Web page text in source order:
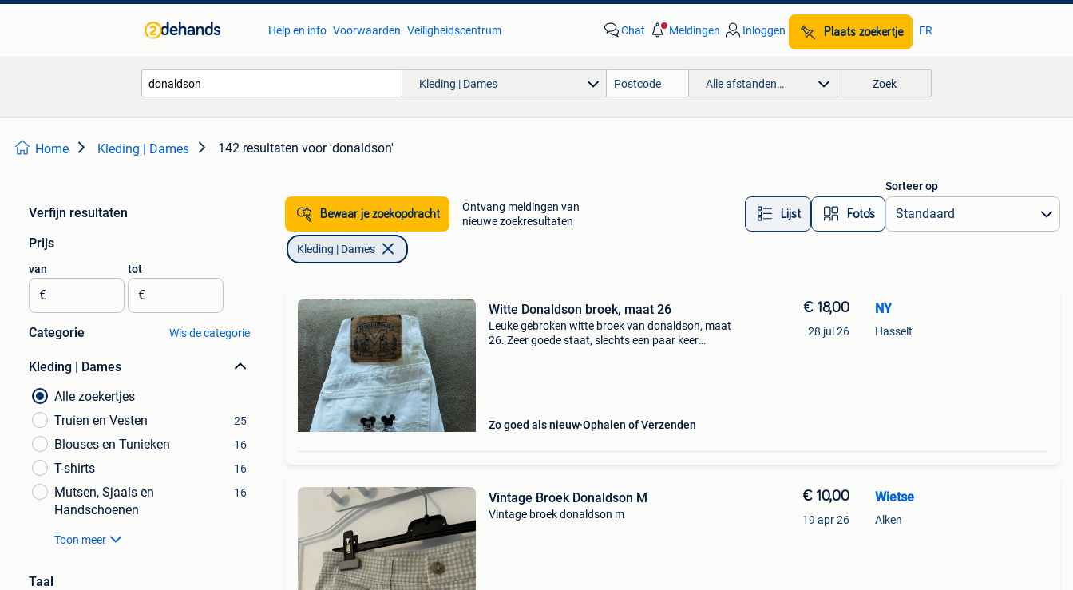
Help en info Voorwaarden Veiligheidscentrum Chat Meldingen Inloggen Plaats zoekertje FR
Kleding | Dames Alle afstanden… Zoek
Home Kleding | Dames 142 resultaten voor 'donaldson'
Verfijn resultaten
Prijs
van
€
tot
€
Categorie Wis de categorie
Kleding | Dames
Alle zoekertjes
Truien en Vesten
25
Blouses en Tunieken 16
T-shirts 16
Mutsen, Sjaals en
Handschoenen
16
Toon meer
Taal
Bewaar je zoekopdracht
Ontvang meldingen van
nieuwe zoekresultaten
Lijst Foto’s
Sorteer op
Kleding | Dames
Witte Donaldson broek, maat 26
Leuke gebroken witte broek van donaldson, maat
26. Zeer goede staat, slechts een paar keer
Zo goed als nieuw Ophalen of Verzenden
€ 18,00
28 jul 26
NY
Hasselt
Vintage Broek Donaldson M
Vintage broek donaldson m
€ 10,00
19 apr 26
Wietse
Alken